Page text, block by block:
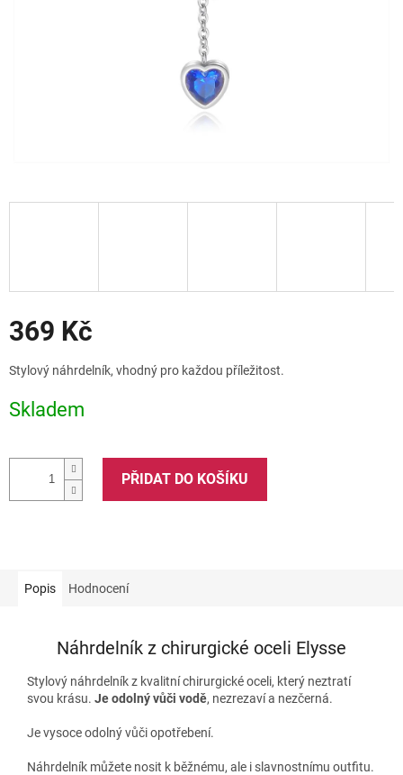
369 Kč
cena:
Stylový náhrdelník, vhodný pro každou příležitost.
Skladem
PŘIDAT DO KOŠÍKU
Popis Hodnocení
Náhrdelník z chirurgické oceli Elysse
Stylový náhrdelník z kvalitní chirurgické oceli, který neztratí
svou krásu. Je odolný vůči vodě, nezrezaví a nezčerná.
Je vysoce odolný vůči opotřebení.
Náhrdelník můžete nosit k běžnému, ale i slavnostnímu outfitu.